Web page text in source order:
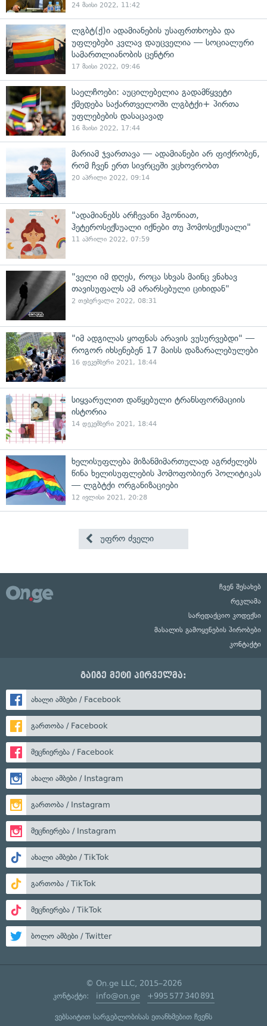
24 მაისი 2022, 11:42
ლგბტ(ქ)ი ადამიანების უსაფრთხოება და
უფლებები კვლავ დაუცველია — სოციალური
სამართლიანობის ცენტრი
17 მაისი 2022, 09:46
საელჩოები: აუცილებელია გადამწყვეტი
ქმედება საქართველოში ლგბტქი+ პირთა
უფლებების დასაცავად
16 მაისი 2022, 17:44
მარიამ ჯვართავა — ადამიანები არ ფიქრობენ,
რომ ჩვენ ერთ სივრცეში ვცხოვრობთ
20 აპრილი 2022, 09:14
"ადამიანებს არჩევანი ჰგონიათ,
ჰეტეროსექსუალი იქნები თუ ჰომოსექსუალი"
11 აპრილი 2022, 07:59
"ველი იმ დღეს, როცა სხვას მაინც ვნახავ
თავისუფალს ამ არარსებული ციხიდან"
2 თებერვალი 2022, 08:31
"იმ ადგილას ყოფნას არავის ვუსურვებდი" —
როგორ იხსენებენ 17 მაისს დაზარალებულები
16 დეკემბერი 2021, 18:44
სიყვარულით დაწყებული ტრანსფორმაციის
ისტორია
14 დეკემბერი 2021, 18:44
ხელისუფლება მიზანმიმართულად აგრძელებს
წინა ხელისუფლების ჰომოფობიურ პოლიტიკას
— ლგბტქი ორგანიზაციები
12 ივლისი 2021, 20:28
უფრო ძველი
ჩვენ შესახებ
რეკლამა
სარედაქციო კოდექსი
მასალის გამოყენების პირობები
კონტაქტი
გაიგე მეტი პირველმა:
ახალი ამბები / Facebook
გართობა / Facebook
მეცნიერება / Facebook
ახალი ამბები / Instagram
გართობა / Instagram
მეცნიერება / Instagram
ახალი ამბები / TikTok
გართობა / TikTok
მეცნიერება / TikTok
ბოლო ამბები / Twitter
© On.ge LLC, 2015–2026
კონტაქტი: info@on.ge +995 577 340 891
ვებსაიტით სარგებლობისას ეთანხმებით ჩვენს